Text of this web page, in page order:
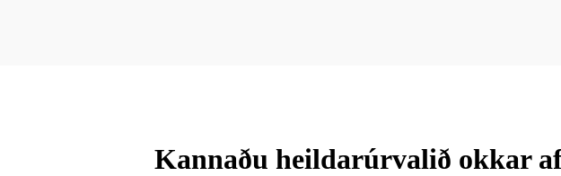
Kannaðu heildarúrvalið okkar